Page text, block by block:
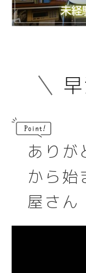
津南の魅力
アクセス
住まい
雪国の家選び
空き家バンク
津南の魅力
アクセス
住まい
雪国の家選び
空き家バンク
ありが
から始
屋さん